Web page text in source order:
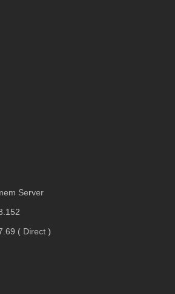
Server
( Direct )